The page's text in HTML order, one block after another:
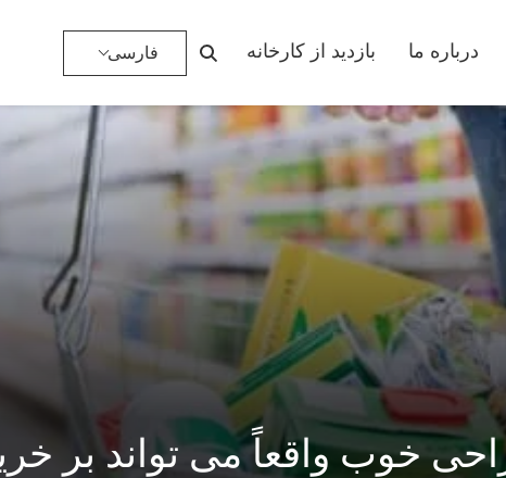
درباره ما بازدید از کارخانه فارسی
خوب واقعاً می تواند بر